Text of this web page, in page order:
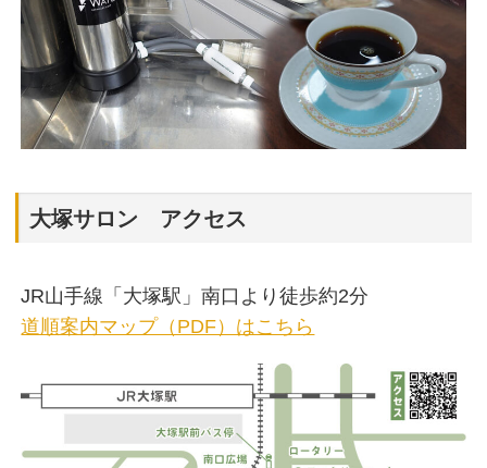
大塚サロン アクセス
JR山手線「大塚駅」南口より徒歩約2分
道順案内マップ（PDF）はこちら